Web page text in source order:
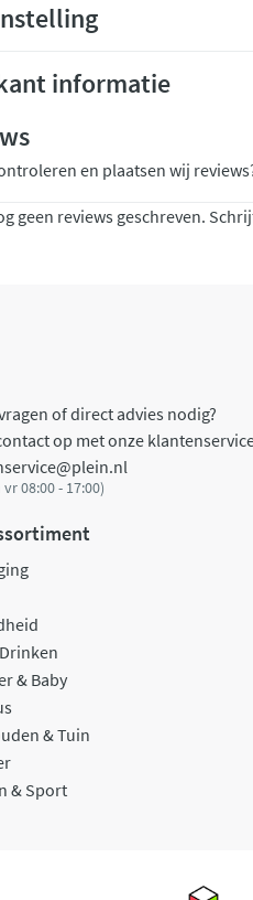
informatie
en plaatsen wij
geen reviews geschreven.
of direct advies nodig?
op met onze
08:00 - 17:00)
& Baby
& Tuin
& Sport